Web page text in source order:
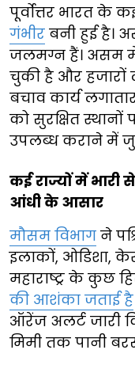
पूर्वोत्तर भारत के
गंभीर बनी हुई है।
जलमग्न हैं। असम
चुकी है और हजारों
बचाव कार्य
को सुरक्षित
उपलब्ध कराने में
कई राज्यों में भारी
आंधी के आसार
मौसम विभाग ने
इलाकों, ओडिशा,
महाराष्ट्र के कुछ
की आशंका जताई है
ऑरेंज अलर्ट जारी
मिमी तक पानी